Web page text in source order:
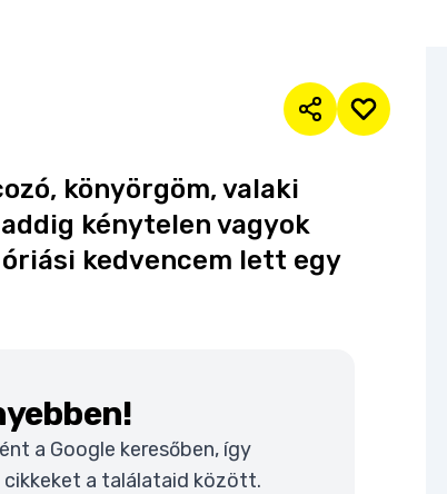
könyörgöm, valaki
kénytelen vagyok
kedvencem lett egy
a Google keresőben, így
cikkeket a találataid között.